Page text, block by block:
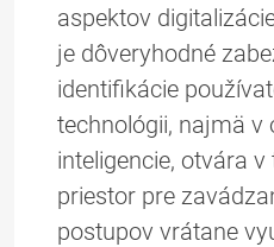
aspektov
je dôveryhodné
identifikácie
technológii, najmä v
inteligencie, otvára
priestor pre
postupov vrátane